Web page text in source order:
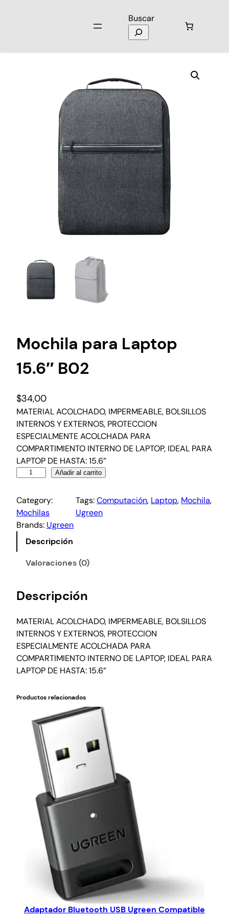
Buscar
Mochila para Laptop
15.6″ B02
$34,00
MATERIAL ACOLCHADO, IMPERMEABLE, BOLSILLOS
INTERNOS Y EXTERNOS, PROTECCION
ESPECIALMENTE ACOLCHADA PARA
COMPARTIMIENTO INTERNO DE LAPTOP, IDEAL PARA
LAPTOP DE HASTA: 15.6”
Añadir al carrito
Category:
Mochilas
Tags:Computación, Laptop, Mochila
Ugreen
Brands: Ugreen
Descripción
Valoraciones (0)
Descripción
MATERIAL ACOLCHADO, IMPERMEABLE, BOLSILLOS
INTERNOS Y EXTERNOS, PROTECCION
ESPECIALMENTE ACOLCHADA PARA
COMPARTIMIENTO INTERNO DE LAPTOP, IDEAL PARA
LAPTOP DE HASTA: 15.6”
Productos relacionados
Adaptador Bluetooth USB Ugreen Compatible